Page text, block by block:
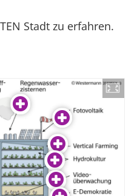
Stadt zu erfahren.